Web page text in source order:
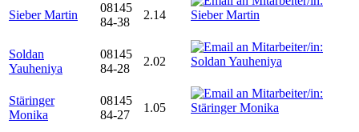
Sieber Martin
08145
84-38
2.14
Soldan
Yauheniya
08145
84-28
2.02
Stäringer
Monika
08145
84-27
1.05